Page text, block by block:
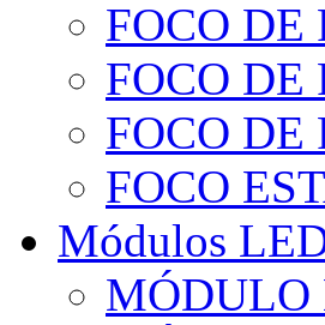
FOCO
FOCO DE
FOCO DE
FOCO
Módulos
MÓDULO